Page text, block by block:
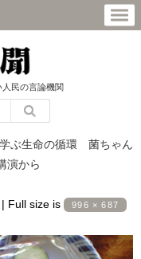
民の言論機関
ぶ生命の循環 菌ちゃん
演から
| Full size is 996 × 687